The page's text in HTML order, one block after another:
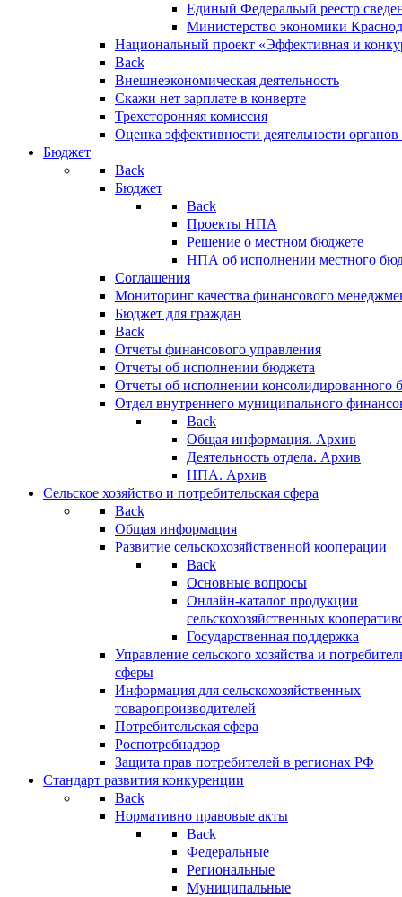
Единый Федеральый реестр
Министерство экономики
Национальный проект «Эффективная и
Back
Внешнеэкономическая деятельность
Скажи нет зарплате в конверте
Трехсторонняя комиссия
Оценка эффективности деятельности
Бюджет
Back
Бюджет
Back
Проекты НПА
Решение о местном бюджете
НПА об исполнении местного
Соглашения
Мониторинг качества финансового
Бюджет для граждан
Back
Отчеты финансового управления
Отчеты об исполнении бюджета
Отчеты об исполнении консолидированного
Отдел внутреннего муниципального
Back
Общая информация. Архив
Деятельность отдела. Архив
НПА. Архив
Сельское хозяйство и потребительская сфера
Back
Общая информация
Развитие сельскохозяйственной кооперации
Back
Основные вопросы
Онлайн-каталог продукции
сельскохозяйственных
Государственная поддержка
Управление сельского хозяйства и
сферы
Информация для сельскохозяйственных
товаропроизводителей
Потребительская сфера
Роспотребнадзор
Защита прав потребителей в регионах РФ
Стандарт развития конкуренции
Back
Нормативно правовые акты
Back
Федеральные
Региональные
Муниципальные